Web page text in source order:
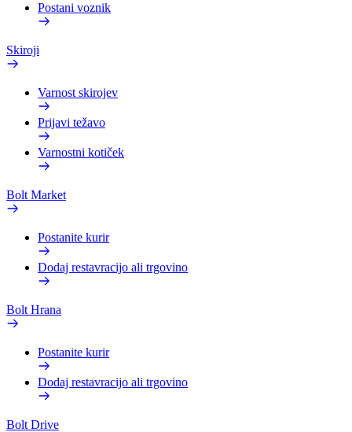
Postani voznik
Skiroji
Varnost skirojev
Prijavi težavo
Varnostni kotiček
Bolt Market
Postanite kurir
Dodaj restavracijo ali trgovino
Bolt Hrana
Postanite kurir
Dodaj restavracijo ali trgovino
Bolt Drive